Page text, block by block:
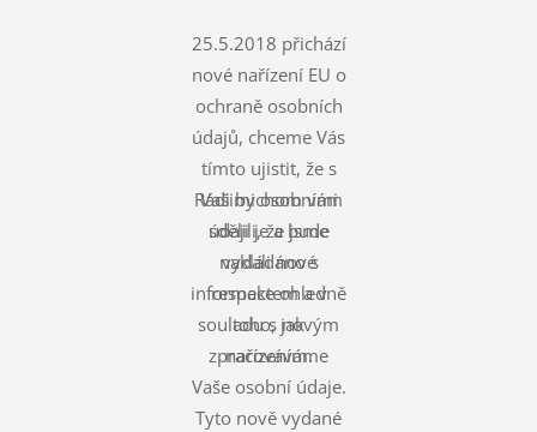
25.5.2018 přichází
nové nařízení EU o
ochraně osobních
údajů, chceme Vás
tímto ujistit, že s
Vašimi osobními
údaji je a bude
nakládáno s
respektem a v
souladu s novým
nařízením.
Rádi bychom vám
sdělili, že jsme
vydali nové
informace ohledně
toho, jak
zpracováváme
Vaše osobní údaje.
Tyto nově vydané